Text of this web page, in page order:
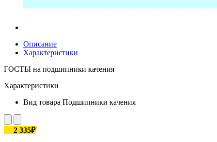
Описание
Характеристики
ГОСТЫ на подшипники качения
Характеристики
Вид товара Подшипники качения
2 335₽